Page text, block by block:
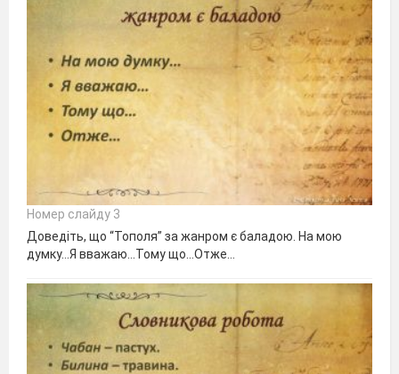
Номер слайду 3
Доведіть, що “Тополя” за жанром є баладою. На мою
думку…Я вважаю…Тому що…Отже…